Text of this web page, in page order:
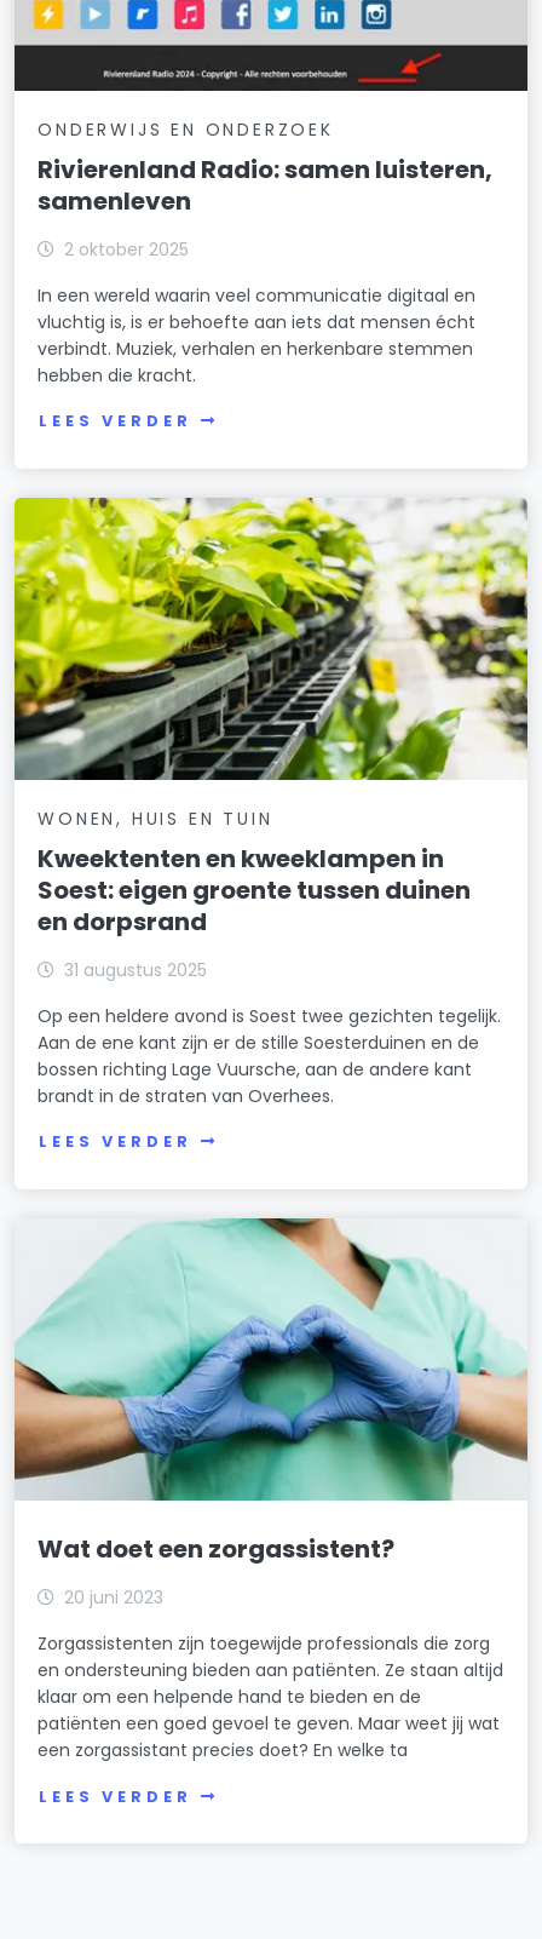
ONDERWIJS EN ONDERZOEK
Rivierenland Radio: samen luisteren,
samenleven
2 oktober 2025
In een wereld waarin veel communicatie digitaal en
vluchtig is, is er behoefte aan iets dat mensen écht
verbindt. Muziek, verhalen en herkenbare stemmen
hebben die kracht.
LEES VERDER
WONEN, HUIS EN TUIN
Kweektenten en kweeklampen in
Soest: eigen groente tussen duinen
en dorpsrand
31 augustus 2025
Op een heldere avond is Soest twee gezichten tegelijk.
Aan de ene kant zijn er de stille Soesterduinen en de
bossen richting Lage Vuursche, aan de andere kant
brandt in de straten van Overhees.
LEES VERDER
Wat doet een zorgassistent?
20 juni 2023
Zorgassistenten zijn toegewijde professionals die zorg
en ondersteuning bieden aan patiënten. Ze staan altijd
klaar om een helpende hand te bieden en de
patiënten een goed gevoel te geven. Maar weet jij wat
een zorgassistant precies doet? En welke ta
LEES VERDER